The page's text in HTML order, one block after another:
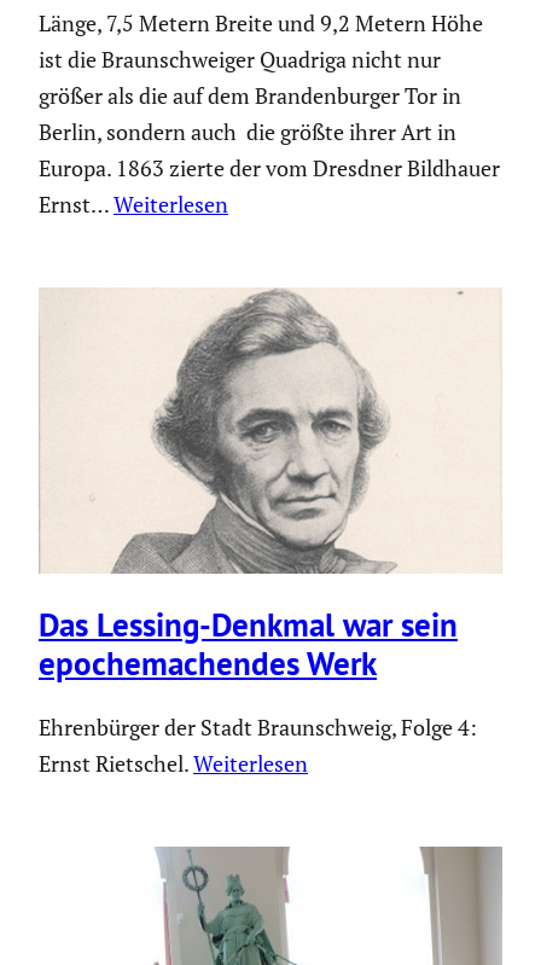
Länge, 7,5 Metern Breite und 9,2 Metern Höhe
ist die Braun­schweiger Quadriga nicht nur
größer als die auf dem Branden­burger Tor in
Berlin, sondern auch die größte ihrer Art in
Europa. 1863 zierte der vom Dresdner Bildhauer
Ernst…Weiterlesen
Das Lessing-Denkmal war sein
epoche­ma­chendes Werk
Ehrenbürger der Stadt Braunschweig, Folge 4:
Ernst Rietschel.Weiterlesen